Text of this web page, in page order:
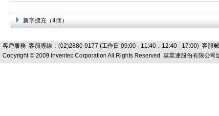
新字擴充（4個）
客戶服務 客服專線：(02)2880-9177 (工作日 09:00 - 11:40，12:40 - 17:00) 客服
Copyright © 2009 Inventec Corporation All Rights Reserved 英業達股份有限公司